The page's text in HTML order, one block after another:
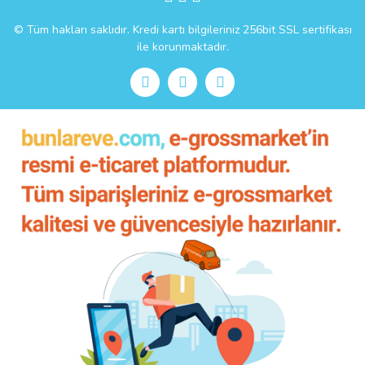
© Tüm hakları saklıdır. Kredi kartı bilgileriniz 256bit SSL sertifikası
ile korunmaktadır.